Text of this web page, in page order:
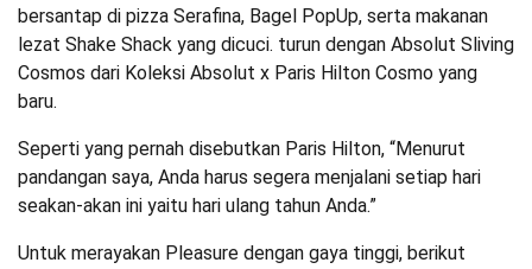
bersantap di pizza Serafina, Bagel PopUp, serta makanan
lezat Shake Shack yang dicuci. turun dengan Absolut Sliving
Cosmos dari Koleksi Absolut x Paris Hilton Cosmo yang
baru.
Seperti yang pernah disebutkan Paris Hilton, “Menurut
pandangan saya, Anda harus segera menjalani setiap hari
seakan-akan ini yaitu hari ulang tahun Anda.”
Untuk merayakan Pleasure dengan gaya tinggi, berikut